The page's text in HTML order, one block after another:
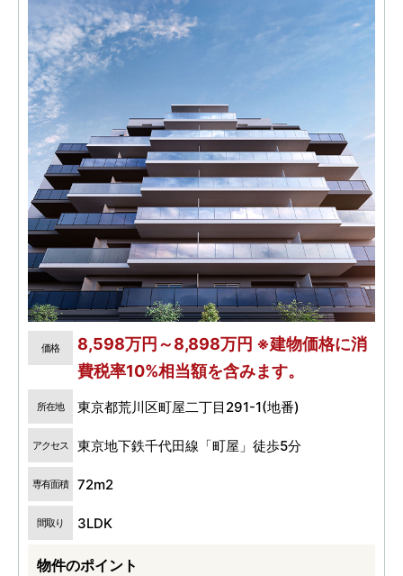
価格
8,598万円～8,898万円 ※建物価格に消
費税率10%相当額を含みます。
所在地 東京都荒川区町屋二丁目291-1(地番)
アクセス 東京地下鉄千代田線「町屋」徒歩5分
専有面積 72m2
間取り 3LDK
物件のポイント